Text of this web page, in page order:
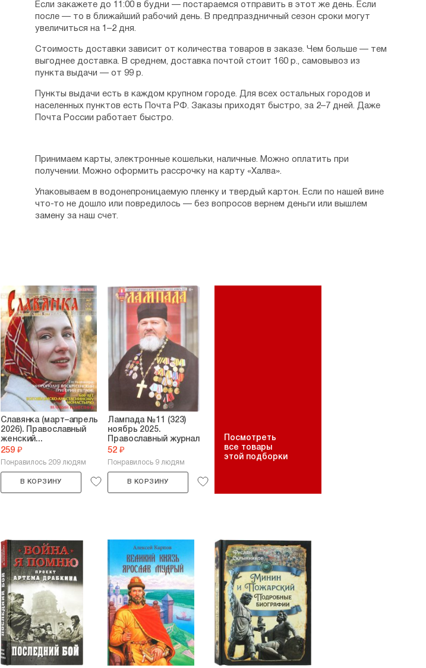
Если закажете до 11:00 в будни — постараемся отправить в этот же день. Если
после — то в ближайший рабочий день. В предпраздничный сезон сроки могут
увеличиться на 1–2 дня.
Стоимость доставки зависит от количества товаров в заказе. Чем больше — тем
выгоднее доставка. В среднем, доставка почтой стоит 160 р., самовывоз из
пункта выдачи — от 99 р.
Пункты выдачи есть в каждом крупном городе. Для всех остальных городов и
населенных пунктов есть Почта РФ. Заказы приходят быстро, за 2–7 дней. Даже
Почта России работает быстро.
Принимаем карты, электронные кошельки, наличные. Можно оплатить при
получении. Можно оформить рассрочку на карту «Халва».
Упаковываем в водонепроницаемую пленку и твердый картон. Если по нашей вине
что-то не дошло или повредилось — без вопросов вернем деньги или вышлем
замену за наш счет.
Славянка (март–апрель
2026). Православный
женский...
259 ₽
Понравилось 209 людям
В КОРЗИНУ
Лампада №11 (323)
ноябрь 2025.
Православный журнал
52 ₽
Понравилось 9 людям
В КОРЗИНУ
Посмотреть
все товары
этой подборки